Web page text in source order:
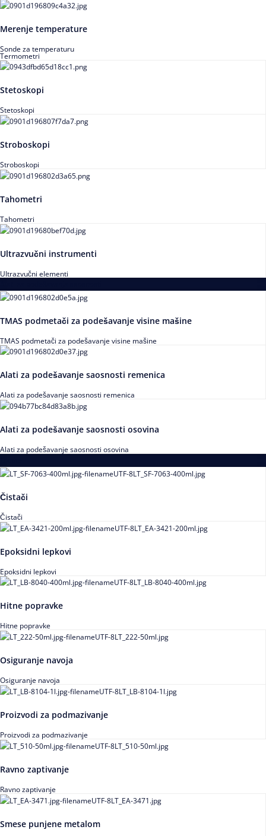
Merenje temperature
Sonde za temperaturu
Termometri
Stetoskopi
Stetoskopi
Stroboskopi
Stroboskopi
Tahometri
Tahometri
Ultrazvučni instrumenti
Ultrazvučni elementi
TMAS podmetači za podešavanje visine mašine
TMAS podmetači za podešavanje visine mašine
Alati za podešavanje saosnosti remenica
Alati za podešavanje saosnosti remenica
Alati za podešavanje saosnosti osovina
Alati za podešavanje saosnosti osovina
Čistači
Čistači
Epoksidni lepkovi
Epoksidni lepkovi
Hitne popravke
Hitne popravke
Osiguranje navoja
Osiguranje navoja
Proizvodi za podmazivanje
Proizvodi za podmazivanje
Ravno zaptivanje
Ravno zaptivanje
Smese punjene metalom